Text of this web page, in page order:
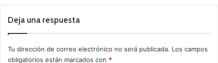
Deja una respuesta
Tu dirección de correo electrónico no será publicada. Los campos
obligatorios están marcados con *